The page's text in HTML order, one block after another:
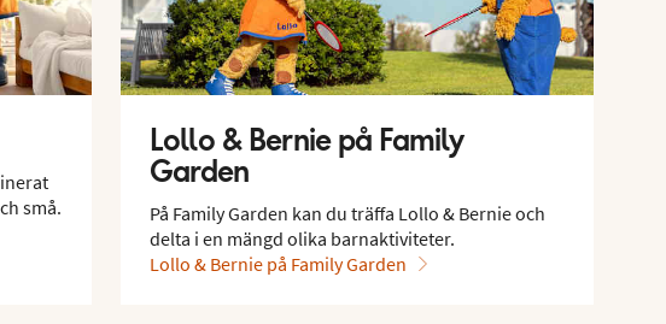
små.
Lollo & Bernie på Family
Garden
På Family Garden kan du träffa Lollo & Bernie och
delta i en mängd olika barnaktiviteter.
Lollo & Bernie på Family Garden